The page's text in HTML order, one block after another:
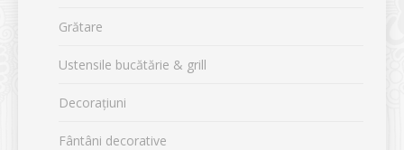
Grătare
Ustensile bucătărie & grill
Decorațiuni
Fântâni decorative